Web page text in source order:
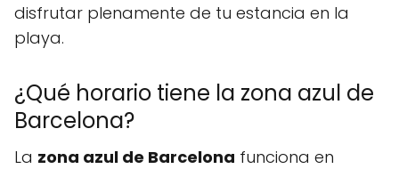
disfrutar plenamente de tu estancia en la
playa.
¿Qué horario tiene la zona azul de
Barcelona?
La zona azul de Barcelona funciona en